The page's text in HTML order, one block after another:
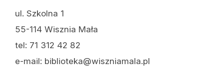
ul. Szkolna 1
55-114 Wisznia Mała
tel: 71 312 42 82
e-mail: biblioteka@wiszniamala.pl